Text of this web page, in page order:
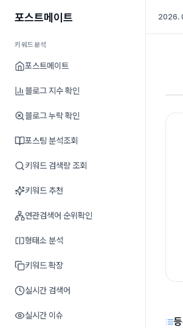
포스트메이트
키워드분석
포스트메이트
블로그 지수 확인
블로그 누락 확인
포스팅 분석조회
키워드 검색량 조회
키워드 추천
연관검색어 순위확인
형태소 분석
키워드 확장
실시간 검색어
실시간 이슈
2026.